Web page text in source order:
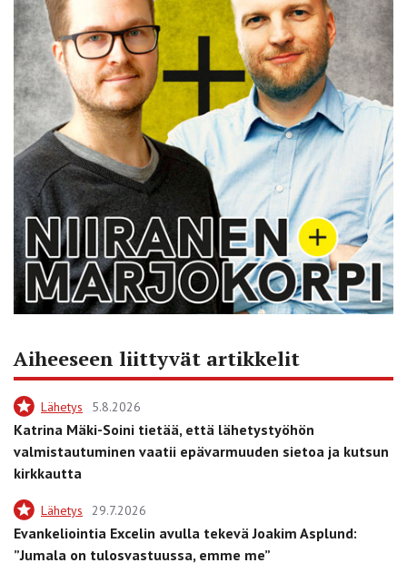
Aiheeseen liittyvät artikkelit
Lähetys 5.8.2026
Katrina Mäki-Soini tietää, että lähetystyöhön
valmistautuminen vaatii epävarmuuden sietoa ja kutsun
kirkkautta
Lähetys 29.7.2026
Evankeliointia Excelin avulla tekevä Joakim Asplund:
”Jumala on tulosvastuussa, emme me”